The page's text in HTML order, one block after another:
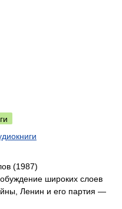
(1987)
широких слоев
Ленин и его партия —